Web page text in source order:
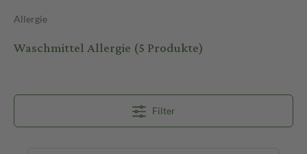
Allergie
Waschmittel Allergie (5 Produkte)
Filter